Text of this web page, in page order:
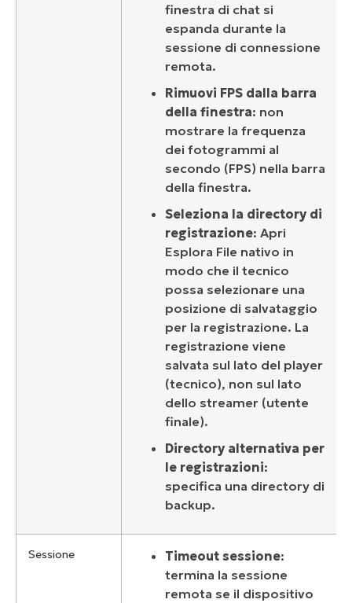
finestra di chat si
espanda durante la
sessione di connessione
remota.
Rimuovi FPS dalla barra
della finestra: non
mostrare la frequenza
dei fotogrammi al
secondo (FPS) nella barra
della finestra.
Seleziona la directory di
registrazione: Apri
Esplora File nativo in
modo che il tecnico
possa selezionare una
posizione di salvataggio
per la registrazione. La
registrazione viene
salvata sul lato del player
(tecnico), non sul lato
dello streamer (utente
finale).
Directory alternativa per
le registrazioni:
specifica una directory di
backup.
Sessione Timeout sessione:
termina la sessione
remota se il dispositivo